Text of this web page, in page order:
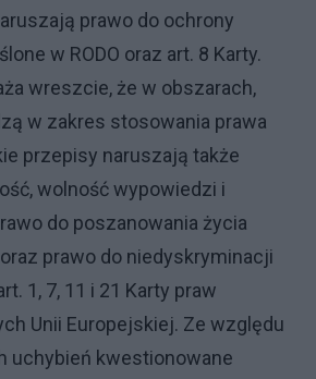
prawo do ochrony
w RODO oraz art. 8 Karty.
wreszcie, że w obszarach,
w zakres stosowania prawa
przepisy naruszają także
wolność wypowiedzi i
do poszanowania życia
prawo do niedyskryminacji
1, 7, 11 i 21 Karty praw
Unii Europejskiej. Ze względu
uchybień kwestionowane